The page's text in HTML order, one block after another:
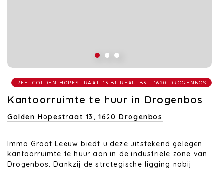
REF: GOLDEN HOPESTRAAT 13 BUREAU B3 - 1620 DROGENBOS
Kantoorruimte te huur in Drogenbos
Golden Hopestraat 13,1620 Drogenbos
Immo Groot Leeuw biedt u deze uitstekend gelegen
kantoorruimte te huur aan in de industriële zone van
Drogenbos. Dankzij de strategische ligging nabij